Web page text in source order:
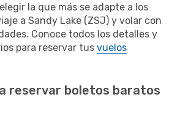
la que más se adapte a los
a Sandy Lake (ZSJ) y volar con
Conoce todos los detalles y
para reservar tus vuelos
reservar boletos baratos